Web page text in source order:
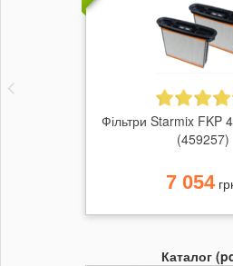
Фільтри Starmix FKP
(459257)
7 054
Каталог